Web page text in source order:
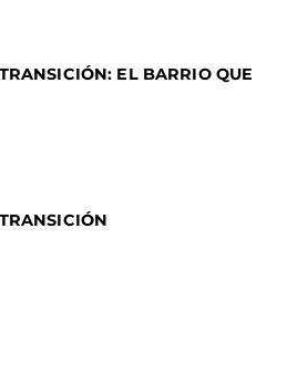
EL BARRIO QUE